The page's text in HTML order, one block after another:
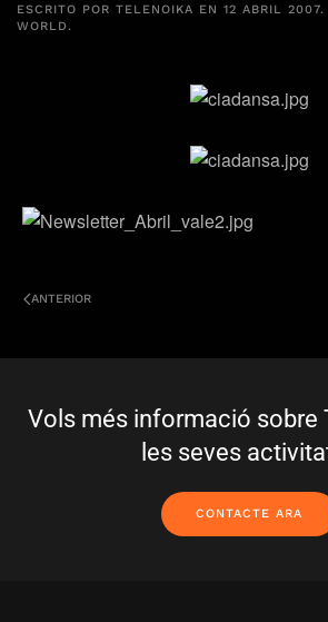
ESCRITO POR TELENOIKA EN 12 ABRIL 2007.
WORLD.
ANTERIOR
Vols més informació sobre
les seves
CONTACTE ARA